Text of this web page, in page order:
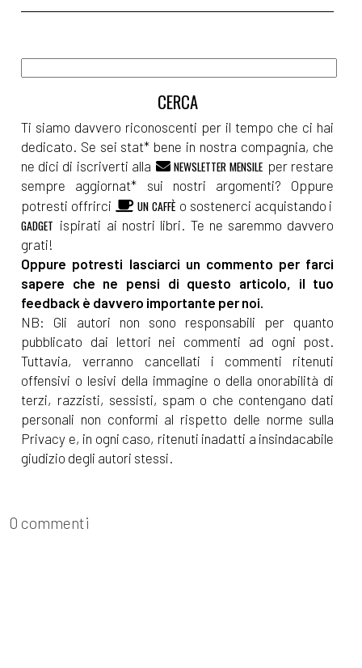
Ti siamo davvero riconoscenti per il tempo che ci hai
dedicato. Se sei stat* bene in nostra compagnia, che
ne dici di iscriverti alla
NEWSLETTER MENSILE per restare
sempre aggiornat* sui nostri argomenti? Oppure
potresti offrirci
UN CAFFÈ o sostenerci acquistando i
GADGET ispirati ai nostri libri. Te ne saremmo davvero
grati!
Oppure potresti lasciarci un commento per farci
sapere che ne pensi di questo articolo, il tuo
feedback è davvero importante per noi.
NB: Gli autori non sono responsabili per quanto
pubblicato dai lettori nei commenti ad ogni post.
Tuttavia, verranno cancellati i commenti ritenuti
offensivi o lesivi della immagine o della onorabilità di
terzi, razzisti, sessisti, spam o che contengano dati
personali non conformi al rispetto delle norme sulla
Privacy e, in ogni caso, ritenuti inadatti a insindacabile
giudizio degli autori stessi.
0 commenti